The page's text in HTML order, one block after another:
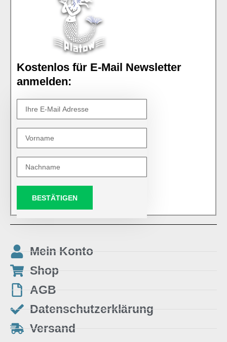
Kostenlos für E-Mail Newsletter
anmelden:
BESTÄTIGEN
Mein Konto
Shop
AGB
Datenschutzerklärung
Versand